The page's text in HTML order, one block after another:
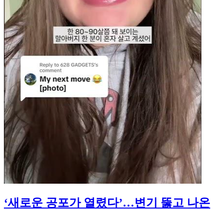
‘새로운 공포가 열렸다’…변기 뚫고 나온